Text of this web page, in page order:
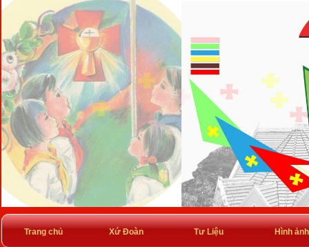
Trang chủ Xứ Đoàn Tư Liệu Hình ảnh